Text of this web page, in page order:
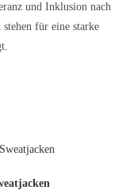
und Inklusion nach
für eine starke